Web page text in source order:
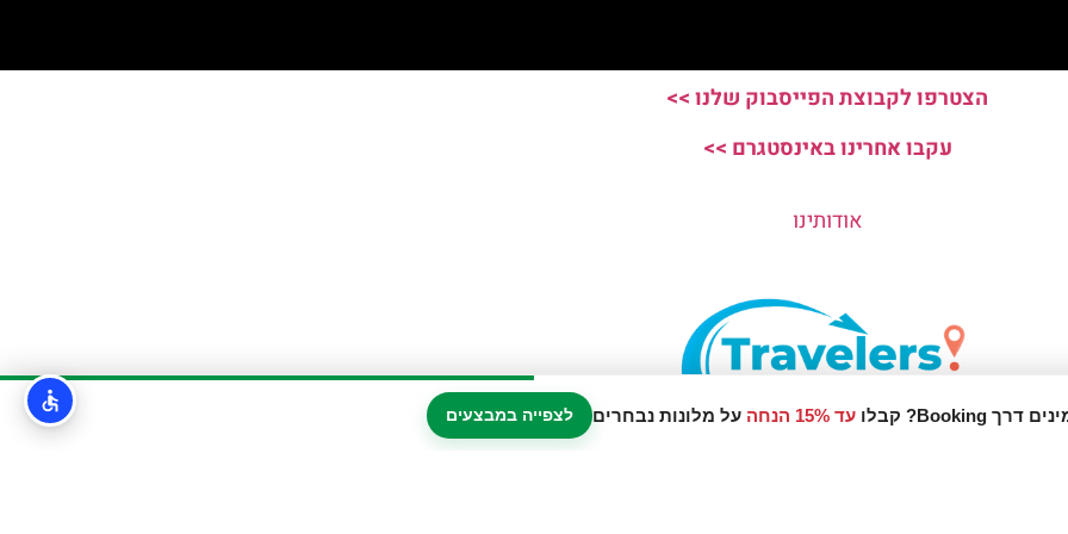
עד 15% הנחה על מלונות נבחרים לצפייה במבצעים
הצטרפו לקבוצת הפייסבוק שלנו >>
עקבו אחרינו באינסטגרם >>
אודותינו